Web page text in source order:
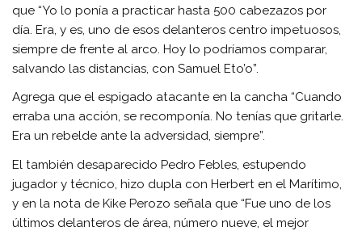
que “Yo lo ponía a practicar hasta 500 cabezazos por
día. Era, y es, uno de esos delanteros centro impetuosos,
siempre de frente al arco. Hoy lo podríamos comparar,
salvando las distancias, con Samuel Eto’o”.
Agrega que el espigado atacante en la cancha “Cuando
erraba una acción, se recomponía. No tenías que gritarle.
Era un rebelde ante la adversidad, siempre”.
El también desaparecido Pedro Febles, estupendo
jugador y técnico, hizo dupla con Herbert en el Marítimo,
y en la nota de Kike Perozo señala que “Fue uno de los
últimos delanteros de área, número nueve, el mejor